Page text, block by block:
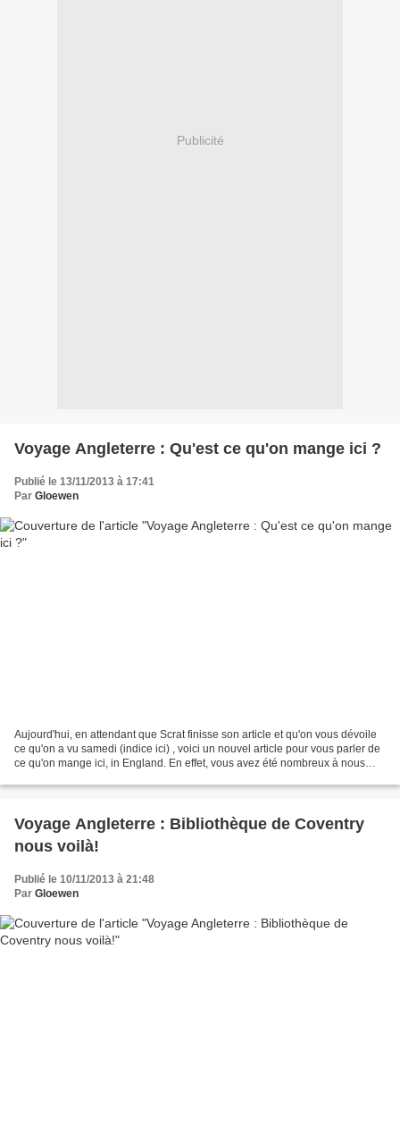
Publicité
Voyage Angleterre : Qu'est ce qu'on mange ici ?
Publié le 13/11/2013 à 17:41
Par Gloewen
Aujourd'hui, en attendant que Scrat finisse son article et qu'on vous dévoile
ce qu'on a vu samedi (indice ici) , voici un nouvel article pour vous parler de
ce qu'on mange ici, in England. En effet, vous avez été nombreux à nous
Voyage Angleterre : Bibliothèque de Coventry
nous voilà!
Publié le 10/11/2013 à 21:48
Par Gloewen